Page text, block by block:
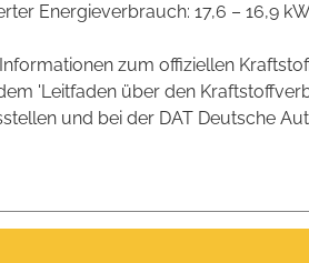
Energieverbrauch: 17,6 – 16,9
zum offiziellen
'Leitfaden über den
und bei der DAT Deutsche